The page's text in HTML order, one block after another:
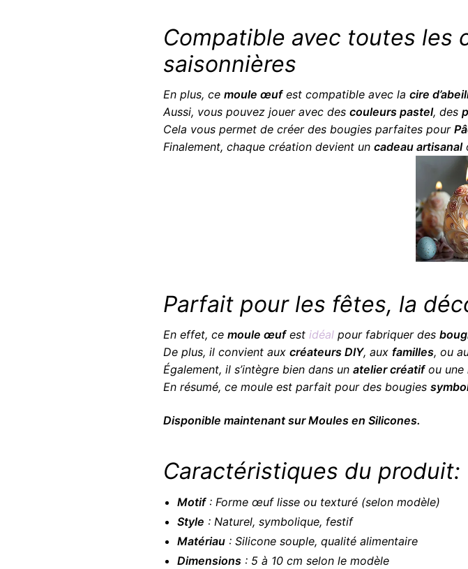
Compatible avec toutes les
saisonnières
En plus, ce moule œufest compatible avec la cire
Aussi, vous pouvez jouer avec des couleurs pastel, des
Cela vous permet de créer des bougies parfaites pour
Finalement, chaque création devient un cadeau artisanal
Parfait pour les fêtes, la
En effet, ce moule œufestidéalpour fabriquer des
De plus, il convient aux créateurs DIY, aux familles, ou
Également, il s’intègre bien dans un atelier créatifou une
En résumé, ce moule est parfait pour des bougies
Disponible maintenant sur Moules en Silicones.
Caractéristiques du produit:
Motif: Forme œuf lisse ou texturé (selon modèle)
Style : Naturel, symbolique, festif
Matériau: Silicone souple, qualité alimentaire
Dimensions: 5 à 10 cm selon le modèle